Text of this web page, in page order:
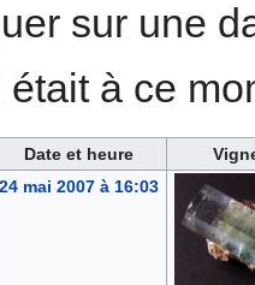
sur une
était à ce
Date et heure
24 mai 2007 à 16:03